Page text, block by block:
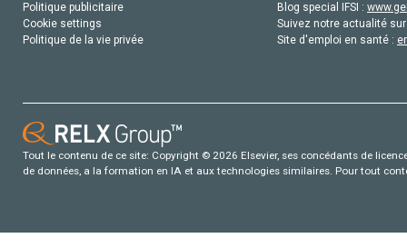
Politique publicitaire
Cookie settings
Politique de la vie privée
Blog special IFSI :
Suivez notre actualité
Site d'emploi en santé :
Tout le contenu de ce site: Copyright © 2026 Elsevier, ses concédants de
de données, a la formation en IA et aux technologies similaires. Pour tout